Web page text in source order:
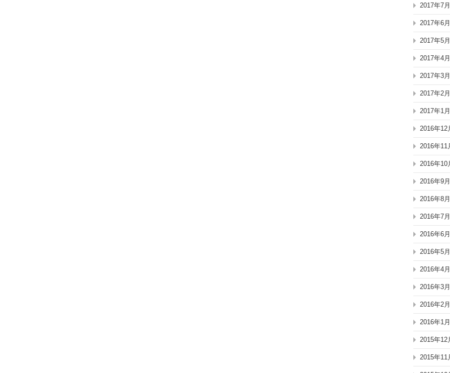
2017年7月
2017年6月
2017年5月
2017年4月
2017年3月
2017年2月
2017年1月
2016年12
2016年11
2016年10
2016年9月
2016年8月
2016年7月
2016年6月
2016年5月
2016年4月
2016年3月
2016年2月
2016年1月
2015年12
2015年11